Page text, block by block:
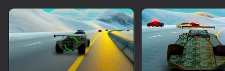
डिवाइस घुमाएँ
यह गेम केवल लैंडस्केप
ओरिएंटेशन का समर्थन करता है